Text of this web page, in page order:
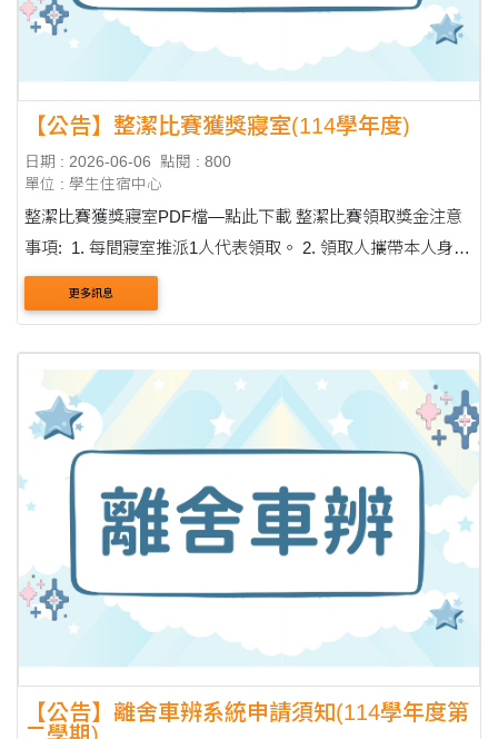
【公告】整潔比賽獲獎寢室(114學年度)
日期 : 2026-06-06
點閱 : 800
單位 : 學生住宿中心
整潔比賽獲獎寢室PDF檔—點此下載 整潔比賽領取獎金注意
事項: 1. 每間寢室推派1人代表領取。 2. 領取人攜帶本人身分
證(外籍人士:居留證,無居留 證者,帶護照)。
....
更多訊息
【公告】離舍車辨系統申請須知(114學年度第